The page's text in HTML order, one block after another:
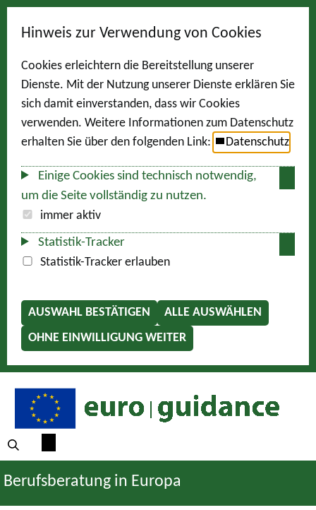
Hinweis zur Verwendung von Cookies
Cookies erleichtern die Bereitstellung unserer
Dienste. Mit der Nutzung unserer Dienste erklären Sie
sich damit einverstanden, dass wir Cookies
verwenden. Weitere Informationen zum Datenschutz
erhalten Sie über den folgenden Link:
Datenschutz
Einige Cookies sind technisch notwendig,
um die Seite vollständig zu nutzen.
immer aktiv
Statistik-Tracker
Statistik-Tracker erlauben
AUSWAHL BESTÄTIGEN
ALLE AUSWÄHLEN
OHNE EINWILLIGUNG WEITER
Berufsberatung in Europa